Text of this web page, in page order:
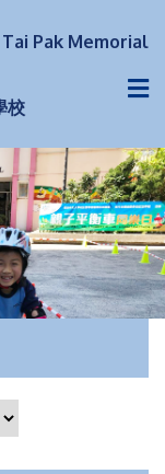
Pak Memorial
校